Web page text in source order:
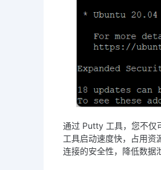
通过 Putty 工具，您不仅
工具启动速度快，占用
连接的安全性，降低数据